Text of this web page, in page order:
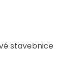
stavebnice